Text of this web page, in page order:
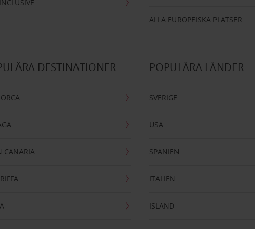
ALLA EUROPEISKA PLATSER
DESTINATIONER
CANARIA
POPULÄRA LÄNDER
SVERIGE
USA
SPANIEN
ITALIEN
ISLAND